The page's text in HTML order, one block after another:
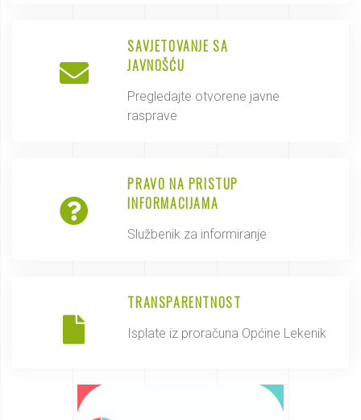
SAVJETOVANJE SA
JAVNOŠĆU
Pregledajte otvorene javne
rasprave
PRAVO NA PRISTUP
INFORMACIJAMA
Službenik za informiranje
TRANSPARENTNOST
Isplate iz proračuna Općine Lekenik